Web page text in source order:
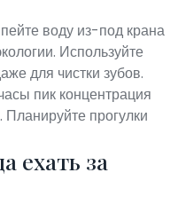
воду из-под крана
Используйте
для чистки зубов.
пик концентрация
прогулки
ехать за